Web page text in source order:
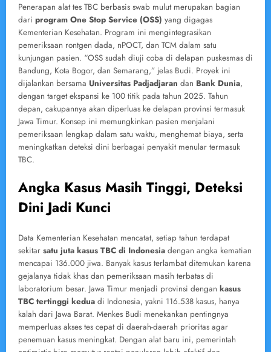
Penerapan alat tes TBC berbasis swab mulut merupakan bagian
dari program One Stop Service (OSS) yang digagas
Kementerian Kesehatan. Program ini mengintegrasikan
pemeriksaan rontgen dada, nPOCT, dan TCM dalam satu
kunjungan pasien. “OSS sudah diuji coba di delapan puskesmas di
Bandung, Kota Bogor, dan Semarang,” jelas Budi. Proyek ini
dijalankan bersama Universitas Padjadjaran dan Bank Dunia,
dengan target ekspansi ke 100 titik pada tahun 2025. Tahun
depan, cakupannya akan diperluas ke delapan provinsi termasuk
Jawa Timur. Konsep ini memungkinkan pasien menjalani
pemeriksaan lengkap dalam satu waktu, menghemat biaya, serta
meningkatkan deteksi dini berbagai penyakit menular termasuk
TBC.
Angka Kasus Masih Tinggi, Deteksi
Dini Jadi Kunci
Data Kementerian Kesehatan mencatat, setiap tahun terdapat
sekitar satu juta kasus TBC di Indonesia dengan angka kematian
mencapai 136.000 jiwa. Banyak kasus terlambat ditemukan karena
gejalanya tidak khas dan pemeriksaan masih terbatas di
laboratorium besar. Jawa Timur menjadi provinsi dengan kasus
TBC tertinggi kedua di Indonesia, yakni 116.538 kasus, hanya
kalah dari Jawa Barat. Menkes Budi menekankan pentingnya
memperluas akses tes cepat di daerah-daerah prioritas agar
penemuan kasus meningkat. Dengan alat baru ini, pemerintah